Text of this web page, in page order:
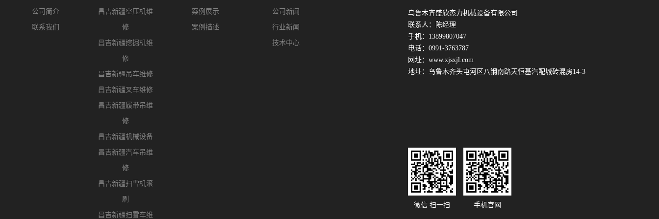
公司简介
联系我们
昌吉新疆空压机维
修
昌吉新疆挖掘机维
修
昌吉新疆吊车维修
昌吉新疆叉车维修
昌吉新疆履带吊维
修
昌吉新疆机械设备
昌吉新疆汽车吊维
修
昌吉新疆扫雪机滚
刷
昌吉新疆扫雪车维
案例展示
案例描述
公司新闻
行业新闻
技术中心
乌鲁木齐盛欣杰力机械设备有限公司
联系人：陈经理
手机：13899807047
电话：0991-3763787
网址：www.xjsxjl.com
地址：乌鲁木齐头屯河区八钢南路天恒基汽配城砖混房14-3
微信 扫一扫 手机官网